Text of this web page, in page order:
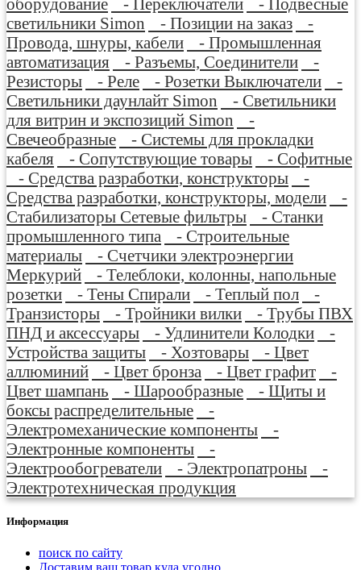
светильники Simon
- Позиции на заказ
-
Провода, шнуры, кабели
- Промышленная
автоматизация
- Разъемы, Соединители
-
Резисторы
- Реле - Розетки Выключатели
-
Светильники даунлайт Simon
- Светильники
для витрин и экспозиций Simon
-
Свечеобразные
- Системы для прокладки
кабеля
- Сопутствующие товары
- Софитные
- Средства разработки, конструкторы
-
Средства разработки, конструкторы, модели
-
Стабилизаторы Сетевые фильтры
- Станки
промышленного типа
- Строительные
материалы
- Счетчики электроэнергии
Меркурий
- Телеблоки, колонны, напольные
розетки
- Тены Спирали - Теплый пол
-
Транзисторы
- Тройники вилки
- Трубы ПВХ
ПНД и аксессуары
- Удлинители Колодки
-
Устройства защиты
- Хозтовары
- Цвет
аллюминий
- Цвет бронза - Цвет графит
-
Цвет шампань
- Шарообразные
- Щиты и
боксы распределительные
-
Электромеханические компоненты
-
Электронные компоненты
-
Электрообогреватели
- Электропатроны
-
Электротехническая продукция
Информация
поиск по сайту
Доставим ваш товар куда угодно